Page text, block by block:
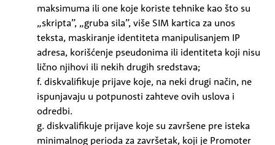
maksimuma ili one koje koriste tehnike kao što su
„skripta”, „gruba sila”, više SIM kartica za unos
teksta, maskiranje identiteta manipulisanjem IP
adresa, korišćenje pseudonima ili identiteta koji nisu
lično njihovi ili nekih drugih sredstava;
f. diskvalifikuje prijave koje, na neki drugi način, ne
ispunjavaju u potpunosti zahteve ovih uslova i
odredbi.
g. diskvalifikuje prijave koje su završene pre isteka
minimalnog perioda za završetak, koji je Promoter